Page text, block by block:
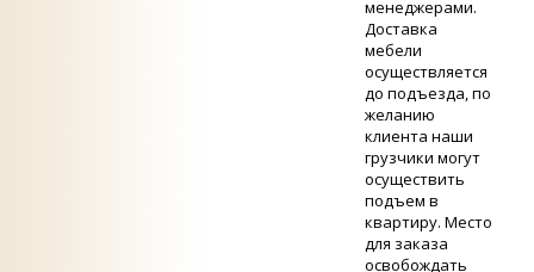
менеджерами.
Доставка
мебели
осуществляется
до подъезда, по
желанию
клиента наши
грузчики могут
осуществить
подъем в
квартиру. Место
для заказа
освобождать